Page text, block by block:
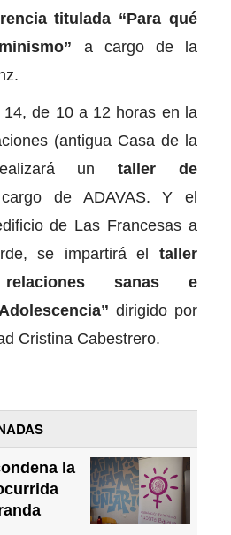
titulada “Para qué
a cargo de la
de 10 a 12 horas en la
(antigua Casa de la
un taller de
de ADAVAS. Y el
de Las Francesas a
se impartirá el taller
relaciones sanas e
dirigido por
Cristina Cabestrero.
la